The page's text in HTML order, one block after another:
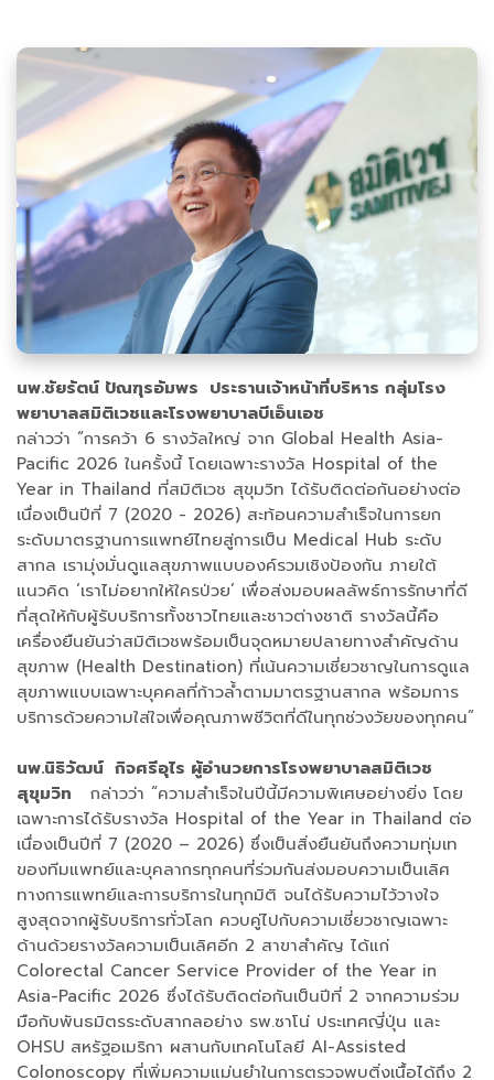
นพ.ชัยรัตน์ ปัณฑุรอัมพร ประธานเจ้าหน้าที่บริหาร กลุ่มโรง
พยาบาลสมิติเวชและโรงพยาบาลบีเอ็นเอช
กล่าวว่า “การคว้า 6 รางวัลใหญ่ จาก Global Health Asia-
Pacific 2026 ในครั้งนี้ โดยเฉพาะรางวัล Hospital of the
Year in Thailand ที่สมิติเวช สุขุมวิท ได้รับติดต่อกันอย่างต่อ
เนื่องเป็นปีที่ 7 (2020 - 2026) สะท้อนความสำเร็จในการยก
ระดับมาตรฐานการแพทย์ไทยสู่การเป็น Medical Hub ระดับ
สากล เรามุ่งมั่นดูแลสุขภาพแบบองค์รวมเชิงป้องกัน ภายใต้
แนวคิด ‘เราไม่อยากให้ใครป่วย’ เพื่อส่งมอบผลลัพธ์การรักษาที่ดี
ที่สุดให้กับผู้รับบริการทั้งชาวไทยและชาวต่างชาติ รางวัลนี้คือ
เครื่องยืนยันว่าสมิติเวชพร้อมเป็นจุดหมายปลายทางสำคัญด้าน
สุขภาพ (Health Destination) ที่เน้นความเชี่ยวชาญในการดูแล
สุขภาพแบบเฉพาะบุคคลที่ก้าวล้ำตามมาตรฐานสากล พร้อมการ
บริการด้วยความใส่ใจเพื่อคุณภาพชีวิตที่ดีในทุกช่วงวัยของทุกคน”
นพ.นิธิวัฒน์ กิจศรีอุไร ผู้อำนวยการโรงพยาบาลสมิติเวช
สุขุมวิท
กล่าวว่า “ความสำเร็จในปีนี้มีความพิเศษอย่างยิ่ง โดย
เฉพาะการได้รับรางวัล Hospital of the Year in Thailand ต่อ
เนื่องเป็นปีที่ 7 (2020 – 2026) ซึ่งเป็นสิ่งยืนยันถึงความทุ่มเท
ของทีมแพทย์และบุคลากรทุกคนที่ร่วมกันส่งมอบความเป็นเลิศ
ทางการแพทย์และการบริการในทุกมิติ จนได้รับความไว้วางใจ
สูงสุดจากผู้รับบริการทั่วโลก ควบคู่ไปกับความเชี่ยวชาญเฉพาะ
ด้านด้วยรางวัลความเป็นเลิศอีก 2 สาขาสำคัญ ได้แก่
Colorectal Cancer Service Provider of the Year in
Asia-Pacific 2026 ซึ่งได้รับติดต่อกันเป็นปีที่ 2 จากความร่วม
มือกับพันธมิตรระดับสากลอย่าง รพ.ซาโน่ ประเทศญี่ปุ่น และ
OHSU สหรัฐอเมริกา ผสานกับเทคโนโลยี AI-Assisted
Colonoscopy ที่เพิ่มความแม่นยำในการตรวจพบติ่งเนื้อได้ถึง 2